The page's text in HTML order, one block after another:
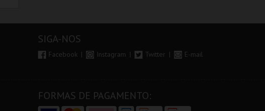
SIGA-NOS
Facebook Instagram Twitter E-mail
FORMAS DE PAGAMENTO: